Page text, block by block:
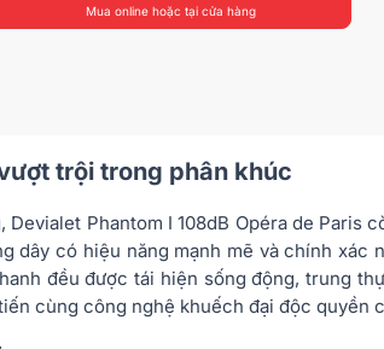
Mua online hoặc tại cửa hàng
trội trong phân khúc
Phantom I 108dB Opéra de Paris
dây có hiệu năng mạnh mẽ và chính xác
đều được tái hiện sống động, trung
cùng công nghệ khuếch đại độc quyền